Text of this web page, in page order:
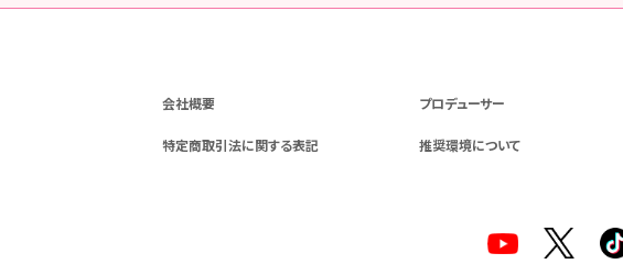
会社概要 プロデューサー
特定商取引法に関する表記 推奨環境について